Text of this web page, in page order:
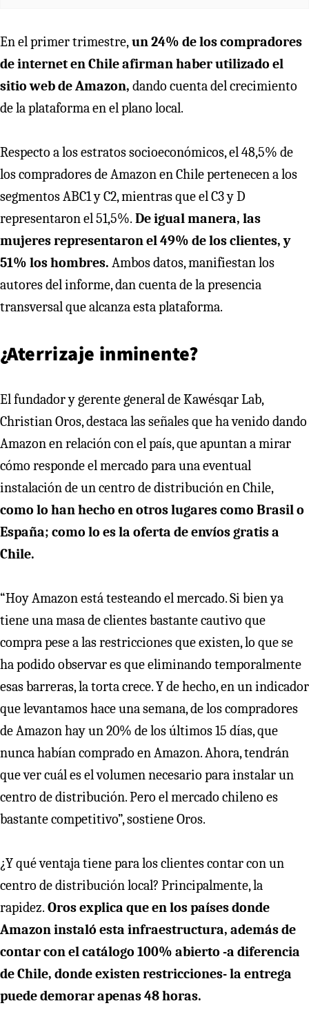
En el primer trimestre,un 24% de los compradores
de internet en Chile afirman haber utilizado el
sitio web de Amazon, dando cuenta del crecimiento
de la plataforma en el plano local.
Respecto a los estratos socioeconómicos, el 48,5% de
los compradores de Amazon en Chile pertenecen a los
segmentos ABC1 y C2, mientras que el C3 y D
representaron el 51,5%. De igual manera, las
mujeres representaron el 49% de los clientes, y
51% los hombres. Ambos datos, manifiestan los
autores del informe, dan cuenta de la presencia
transversal que alcanza esta plataforma.
¿Aterrizaje inminente?
El fundador y gerente general de Kawésqar Lab,
Christian Oros, destaca las señales que ha venido dando
Amazon en relación con el país, que apuntan a mirar
cómo responde el mercado para una eventual
instalación de un centro de distribución en Chile,
como lo han hecho en otros lugares como Brasil o
España; como lo es la oferta de envíos gratis a
Chile.
“Hoy Amazon está testeando el mercado. Si bien ya
tiene una masa de clientes bastante cautivo que
compra pese a las restricciones que existen, lo que se
ha podido observar es que eliminando temporalmente
esas barreras, la torta crece. Y de hecho, en un indicador
que levantamos hace una semana, de los compradores
de Amazon hay un 20% de los últimos 15 días, que
nunca habían comprado en Amazon. Ahora, tendrán
que ver cuál es el volumen necesario para instalar un
centro de distribución. Pero el mercado chileno es
bastante competitivo”, sostiene Oros.
¿Y qué ventaja tiene para los clientes contar con un
centro de distribución local? Principalmente, la
rapidez. Oros explica que en los países donde
Amazon instaló esta infraestructura, además de
contar con el catálogo 100% abierto -a diferencia
de Chile, donde existen restricciones- la entrega
puede demorar apenas 48 horas.